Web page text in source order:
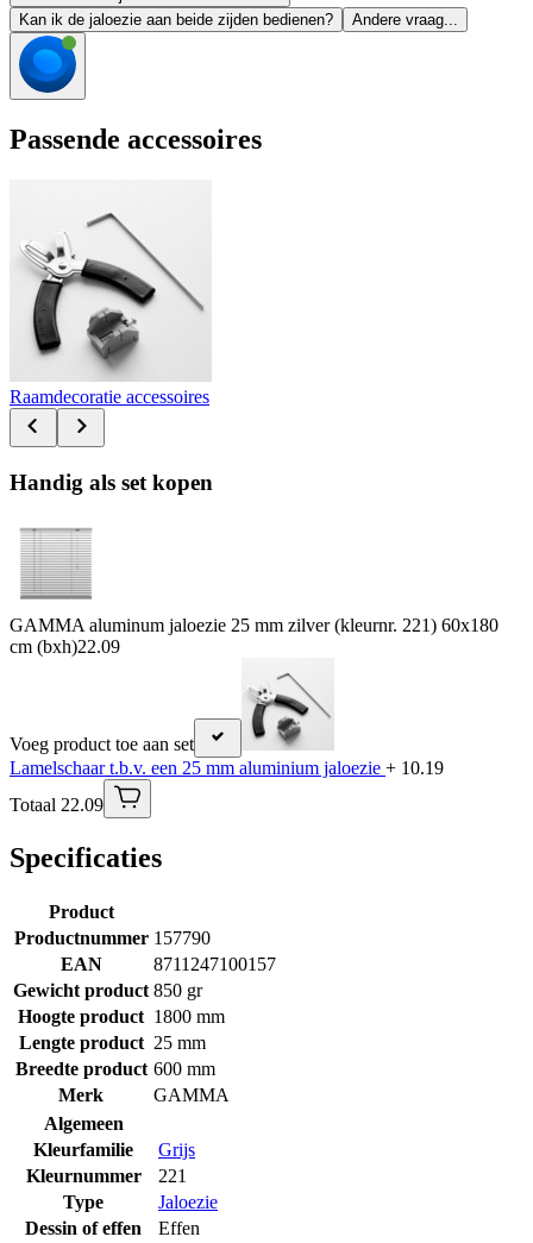
Kan ik de jaloezie aan beide zijden bedienen?
Andere vraag...
Passende accessoires
Raamdecoratie accessoires
Handig als set kopen
GAMMA aluminum jaloezie 25 mm zilver (kleurnr. 221) 60x180
cm (bxh)22.09
Voeg product toe aan set
Lamelschaar t.b.v. een 25 mm aluminium jaloezie + 10.19
Totaal 22.09
Specificaties
Product
Productnummer 157790
EAN
8711247100157
Gewicht product 850 gr
Hoogte product 1800 mm
Lengte product 25 mm
Breedte product 600 mm
Merk
GAMMA
Algemeen
Kleurfamilie
Grijs
Kleurnummer
221
Type
Jaloezie
Dessin of effen
Effen